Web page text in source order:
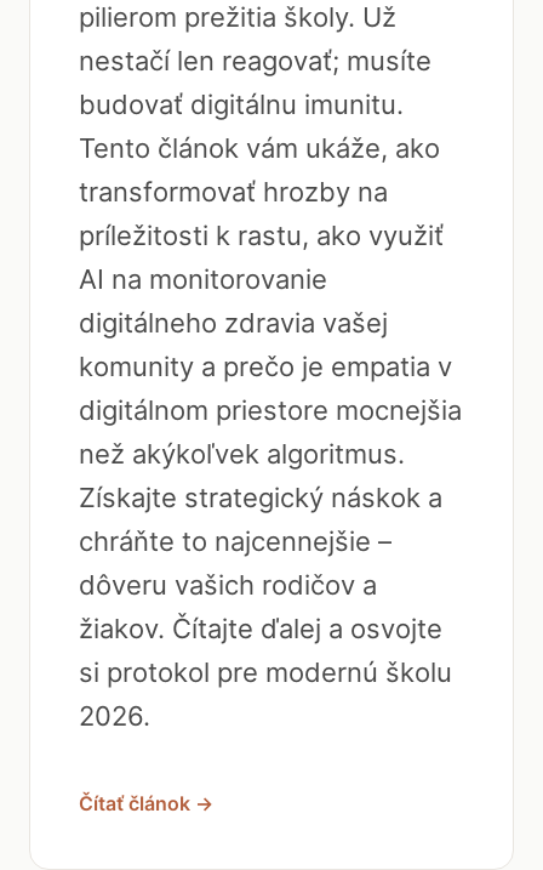
pilierom prežitia školy. Už
nestačí len reagovať; musíte
budovať digitálnu imunitu.
Tento článok vám ukáže, ako
transformovať hrozby na
príležitosti k rastu, ako využiť
AI na monitorovanie
digitálneho zdravia vašej
komunity a prečo je empatia v
digitálnom priestore mocnejšia
než akýkoľvek algoritmus.
Získajte strategický náskok a
chráňte to najcennejšie –
dôveru vašich rodičov a
žiakov. Čítajte ďalej a osvojte
si protokol pre modernú školu
2026.
Čítať článok →